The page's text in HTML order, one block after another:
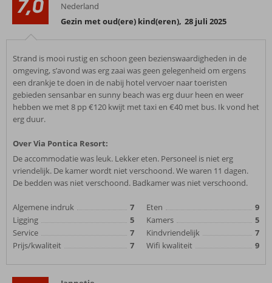
7,0
Nederland
Gezin met oud(ere) kind(eren), 28 juli 2025
Strand is mooi rustig en schoon geen bezienswaardigheden in de
omgeving, s’avond was erg zaai was geen gelegenheid om ergens
een drankje te doen in de nabij hotel vervoer naar toeristen
gebieden sensanbar en sunny beach was erg duur heen en weer
hebben we met 8 pp €120 kwijt met taxi en €40 met bus. Ik vond het
erg duur.
Over Via Pontica Resort:
De accommodatie was leuk. Lekker eten. Personeel is niet erg
vriendelijk. De kamer wordt niet verschoond. We waren 11 dagen.
De bedden was niet verschoond. Badkamer was niet verschoond.
Algemene indruk
7
Ligging
5
Service
7
Prijs/kwaliteit
7
Eten
9
Kamers
5
Kindvriendelijk
7
Wifi kwaliteit
9